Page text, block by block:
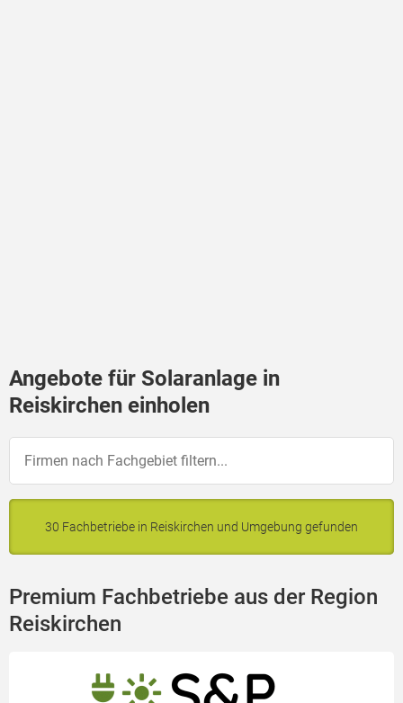
Angebote für Solaranlage in
Reiskirchen einholen
30 Fachbetriebe in Reiskirchen und Umgebung gefunden
Premium Fachbetriebe aus der Region
Reiskirchen